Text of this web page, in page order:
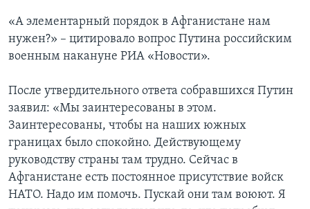
«А элементарный порядок в Афганистане нам
нужен?» – цитировало вопрос Путина российским
военным накануне РИА «Новости».
После утвердительного ответа собравшихся Путин
заявил: «Мы заинтересованы в этом.
Заинтересованы, чтобы на наших южных
границах было спокойно. Действующему
руководству страны там трудно. Сейчас в
Афганистане есть постоянное присутствие войск
НАТО. Надо им помочь. Пускай они там воюют. Я